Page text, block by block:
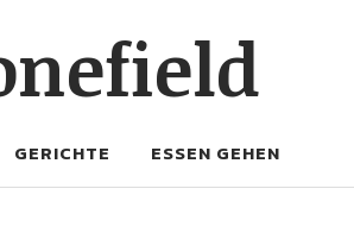
GERICHTE ESSEN GEHEN